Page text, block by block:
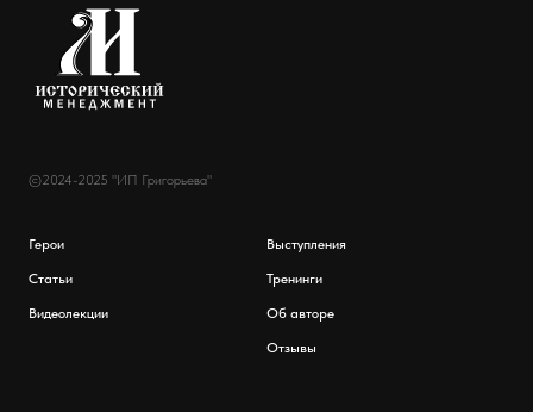
©2024-2025 "ИП Григорьева"
Герои
Статьи
Видеолекции
Выступления
Тренинги
Об авторе
Отзывы